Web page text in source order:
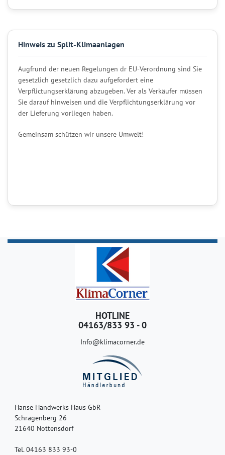
Hinweis zu Split-Klimaanlagen
Augfrund der neuen Regelungen dr EU-Verordnung sind Sie
gesetzlich gesetzlich dazu aufgefordert eine
Verpflictungserklärung abzugeben. Ver als Verkäufer müssen
Sie darauf hinweisen und die Verpflichtungserklärung vor
der Lieferung vorliegen haben.
Gemeinsam schützen wir unsere Umwelt!
HOTLINE
04163/833 93 - 0
Info@klimacorner.de
Hanse Handwerks Haus GbR
Schragenberg 26
21640 Nottensdorf
Tel. 04163 833 93-0